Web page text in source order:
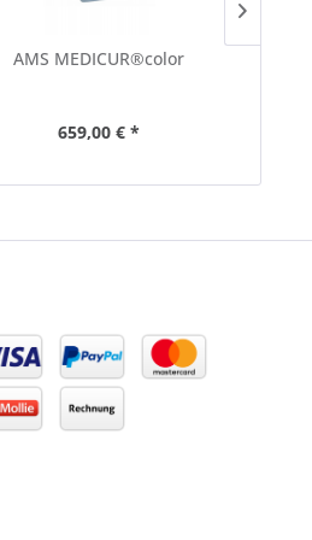
AMS MEDICUR®color
659,00 € *